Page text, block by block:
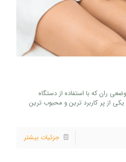
ران که با استفاده از دستگاه
از پر کاربرد ترین و محبوب ترین
جزئیات بیشتر